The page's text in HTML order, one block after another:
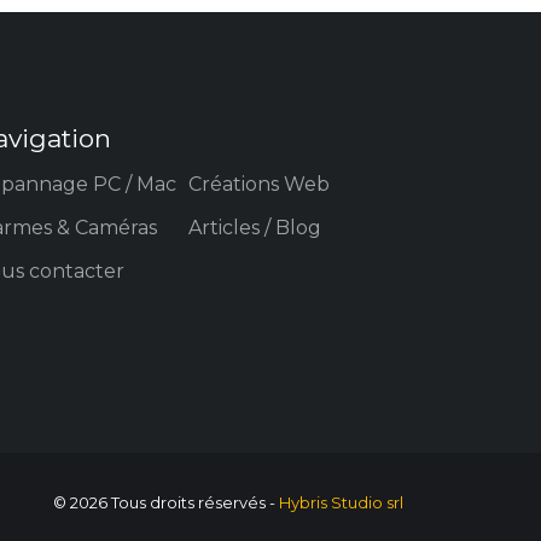
PC / Mac Créations Web
& Caméras
Articles / Blog
contacter
© 2026 Tous droits réservés - Hybris Studio srl